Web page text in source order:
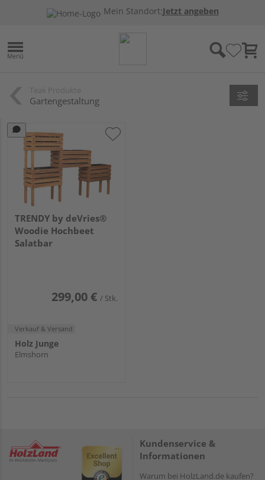
Mein Standort:Jetzt angeben
Gartengestaltung
TRENDY by deVries®
Woodie Hochbeet
Salatbar
299,00 € / Stk.
Verkauf & Versand
Holz Junge
Elmshorn
Kundenservice &
Informationen
Warum bei HolzLand.de kaufen?